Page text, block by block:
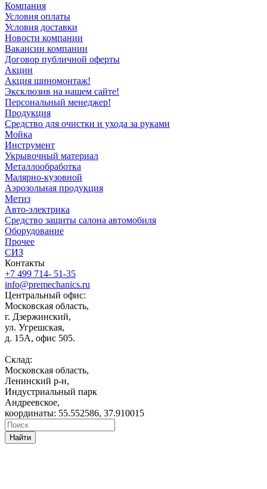
Компания
Условия оплаты
Условия доставки
Новости компании
Вакансии компании
Договор публичной оферты
Акции
Акция шиномонтаж!
Эксклюзив на нашем сайте!
Персональный менеджер!
Продукция
Средство для очистки и ухода за руками
Мойка
Инструмент
Укрывочный материал
Металлообработка
Малярно-кузовной
Аэрозольная продукция
Метиз
Авто-электрика
Средство защиты салона автомобиля
Оборудование
Прочее
СИЗ
Контакты
+7 499 714- 51-35
info@premechanics.ru
Центральный офис:
Московская область,
г. Дзержинский,
ул. Угрешская,
д. 15А, офис 505.
Склад:
Московская область,
Ленинский р-н,
Индустриальный парк
Андреевское,
координаты: 55.552586, 37.910015
Найти